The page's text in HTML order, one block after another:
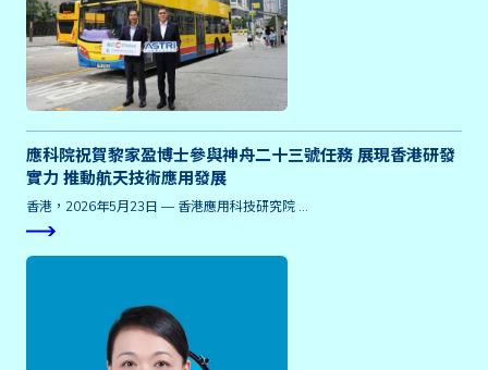
應科院祝賀黎家盈博士參與神舟二十三號任務 展現香港研發
實力 推動航天技術應用發展
香港，2026年5月23日 — 香港應用科技研究院 …